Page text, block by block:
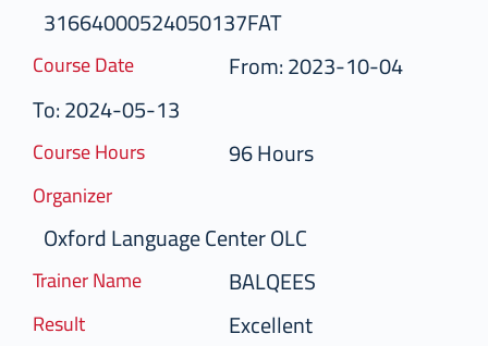
31664000524050137FAT
Course Date
From: 2023-10-04
To: 2024-05-13
Course Hours 96 Hours
Organizer
Oxford Language Center OLC
Trainer Name BALQEES
Result Excellent